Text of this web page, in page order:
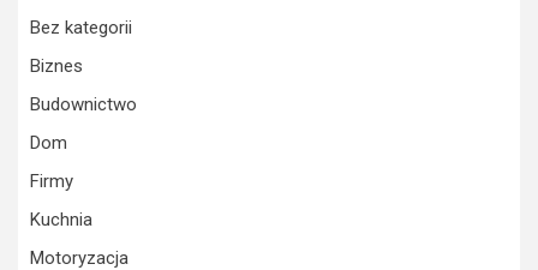
Bez kategorii
Biznes
Budownictwo
Dom
Firmy
Kuchnia
Motoryzacja